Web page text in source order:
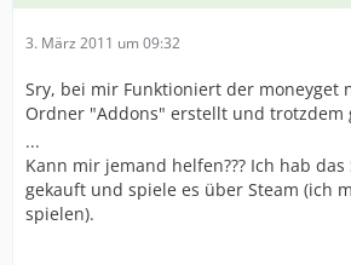
3. März 2011 um 09:32
Sry, bei mir Funktioniert der moneyget
Ordner "Addons" erstellt und trotzdem
...
Kann mir jemand helfen??? Ich hab
gekauft und spiele es über Steam (ich
spielen).